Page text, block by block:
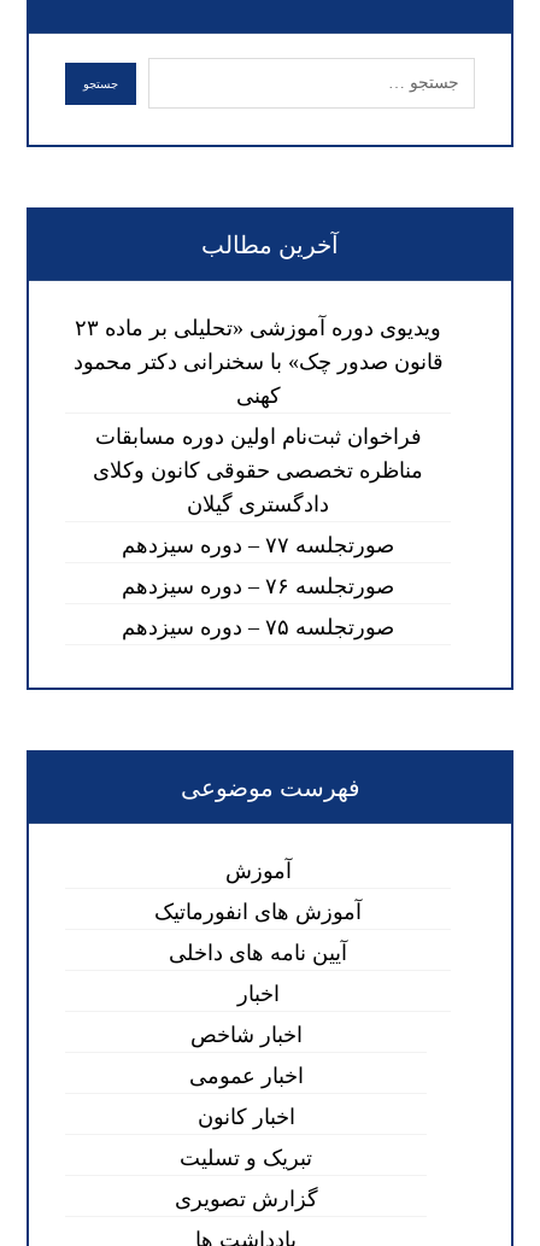
آخرین مطالب
ویدیوی دوره آموزشی «تحلیلی بر ماده ۲۳
قانون صدور چک» با سخنرانی دکتر محمود
کهنی
فراخوان ثبت‌نام اولین دوره مسابقات
مناظره تخصصی حقوقی کانون وکلای
دادگستری گیلان
صورتجلسه ۷۷ – دوره سیزدهم
صورتجلسه ۷۶ – دوره سیزدهم
صورتجلسه ۷۵ – دوره سیزدهم
فهرست موضوعی
آموزش
آموزش های انفورماتیک
آیین نامه های داخلی
اخبار
اخبار شاخص
اخبار عمومی
اخبار کانون
تبریک و تسلیت
گزارش تصویری
یادداشت ها